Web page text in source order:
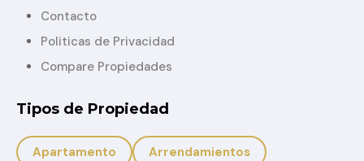
Contacto
Politicas de Privacidad
Compare Propiedades
Tipos de Propiedad
Apartamento
Arrendamientos